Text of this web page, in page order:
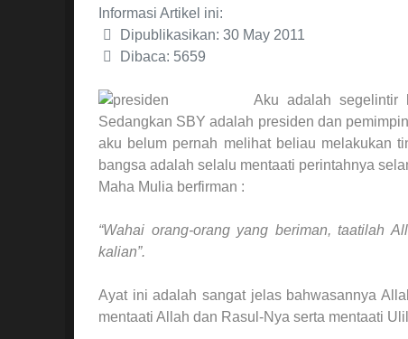
Informasi Artikel ini:
Dipublikasikan: 30 May 2011
Dibaca: 5659
Aku adalah segelintir
Sedangkan SBY adalah presiden dan
aku belum pernah melihat beliau melakukan
bangsa adalah selalu mentaati perintahnya
Maha Mulia berfirman :
“Wahai orang-orang yang beriman, taatilah
kalian”.
Ayat ini adalah sangat jelas bahwasannya
mentaati Allah dan Rasul-Nya serta mentaati